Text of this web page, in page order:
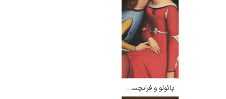
پائولو و فرانچسکا – انگر